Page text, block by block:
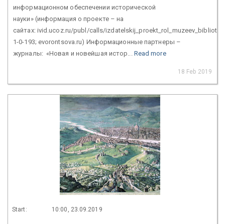
информационном обеспечении исторической
науки» (информация о проекте – на
сайтах: ivid.ucoz.ru/publ/calls/
1-0-193; evorontsova.ru) Информационные партнеры –
журналы: «Новая и новейшая истор... Read more
18 Feb 2019
Start: 10:00, 23.09.2019